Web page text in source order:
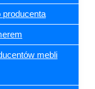
producenta
mebli